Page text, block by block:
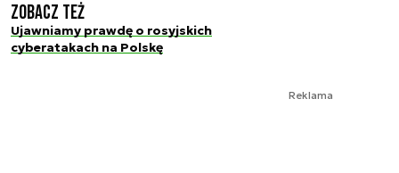
Zobacz też
Ujawniamy prawdę o rosyjskich
cyberatakach na Polskę
Reklama